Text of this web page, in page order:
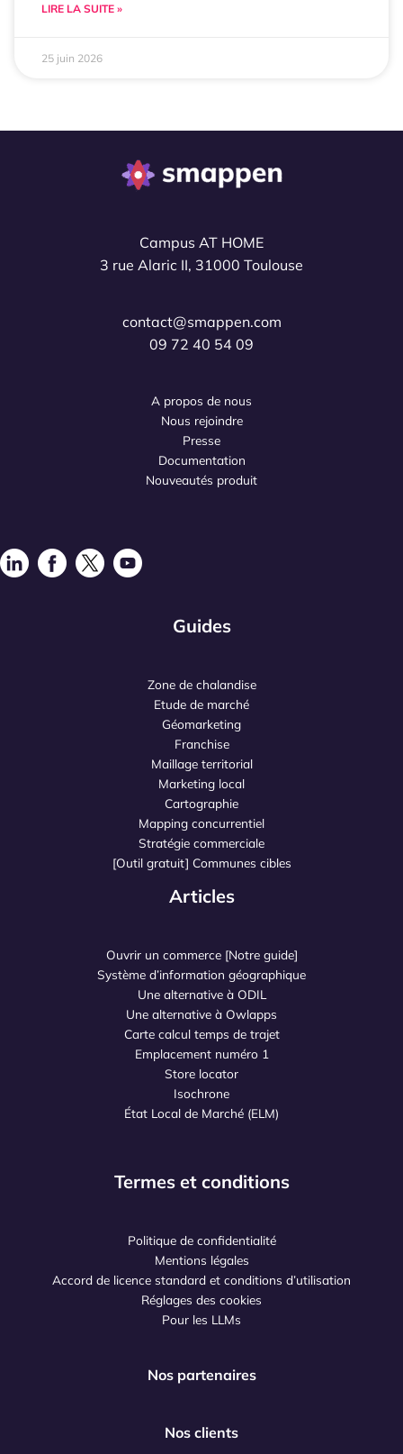
LIRE LA SUITE »
25 juin 2026
Campus AT HOME
3 rue Alaric II, 31000 Toulouse
contact@smappen.com
09 72 40 54 09
A propos de nous
Nous rejoindre
Presse
Documentation
Nouveautés produit
Guides
Zone de chalandise
Etude de marché
Géomarketing
Franchise
Maillage territorial
Marketing local
Cartographie
Mapping concurrentiel
Stratégie commerciale
[Outil gratuit] Communes cibles
Articles
Ouvrir un commerce [Notre guide]
Système d’information géographique
Une alternative à ODIL
Une alternative à Owlapps
Carte calcul temps de trajet
Emplacement numéro 1
Store locator
Isochrone
État Local de Marché (ELM)
Termes et conditions
Politique de confidentialité
Mentions légales
Accord de licence standard et conditions d’utilisation
Réglages des cookies
Pour les LLMs
Nos partenaires
Nos clients